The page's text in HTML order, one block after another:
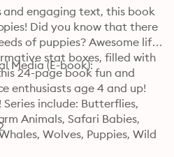
and engaging text, this book
Did you know that there
of puppies? Awesome life-
stat boxes, filled with
24-page book fun and
enthusiasts age 4 and up!
include: Butterflies,
Animals, Safari Babies,
Wolves, Puppies, Wild
Frogs, Apes, Seals, Bats,
Media (E-book):